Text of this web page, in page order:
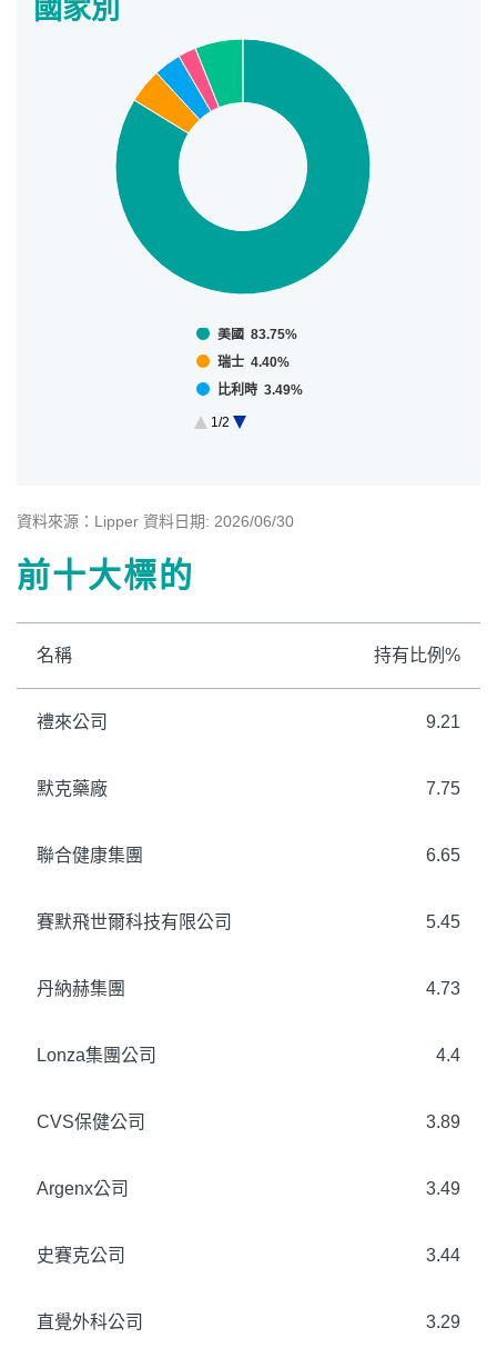
國家別
View as data table, 國家別
國家別
美國 83.75%
瑞士 4.40%
比利時 3.49%
英國 2.28%
1/2
資料來源：Lipper 資料日期: 2026/06/30
前十大標的
名稱 持有比例%
禮來公司 9.21
默克藥廠 7.75
聯合健康集團 6.65
賽默飛世爾科技有限公司 5.45
丹納赫集團 4.73
Lonza集團公司 4.4
CVS保健公司 3.89
Argenx公司 3.49
史賽克公司 3.44
直覺外科公司 3.29